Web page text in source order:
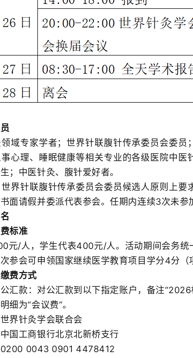
专家学者；世界针联腹针传承委员会委员
心理、睡眠健康等相关专业的各级医院中医
；中医针灸、腹针爱好者。
针联腹针传承委员会委员候选人原则上要
面请假并委派代表参会。任期内连续3次未参
标准
/人，学生代表400元/人。活动期间会务统
参会可申领国家继续医学教育项目学分4分
费方式
款：对公汇款到以下指定账户，备注“2026
细为“会议费”。
针灸学会联合会
工商银行北京北新桥支行
0043 0901 4478412